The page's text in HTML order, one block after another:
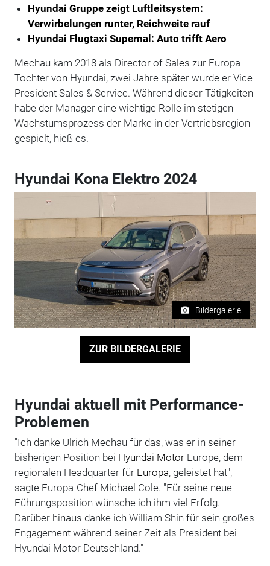
Hyundai Gruppe zeigt Luftleitsystem:
Verwirbelungen runter, Reichweite rauf
Hyundai Flugtaxi Supernal: Auto trifft Aero
Mechau kam 2018 als Director of Sales zur Europa-
Tochter von Hyundai, zwei Jahre später wurde er Vice
President Sales & Service. Während dieser Tätigkeiten
habe der Manager eine wichtige Rolle im stetigen
Wachstumsprozess der Marke in der Vertriebsregion
gespielt, hieß es.
Hyundai Kona Elektro 2024
Bildergalerie
ZUR BILDERGALERIE
Hyundai aktuell mit Performance-
Problemen
"Ich danke Ulrich Mechau für das, was er in seiner
bisherigen Position bei Hyundai MotorEurope, dem
regionalen Headquarter für Europa, geleistet hat",
sagte Europa-Chef Michael Cole. "Für seine neue
Führungsposition wünsche ich ihm viel Erfolg.
Darüber hinaus danke ich William Shin für sein großes
Engagement während seiner Zeit als President bei
Hyundai Motor Deutschland."